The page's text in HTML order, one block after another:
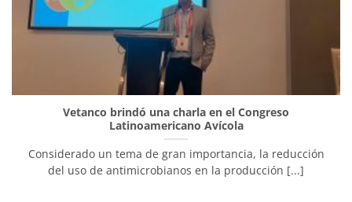
Vetanco brindó una charla en el Congreso
Latinoamericano Avícola
Considerado un tema de gran importancia, la reducción
del uso de antimicrobianos en la producción [...]